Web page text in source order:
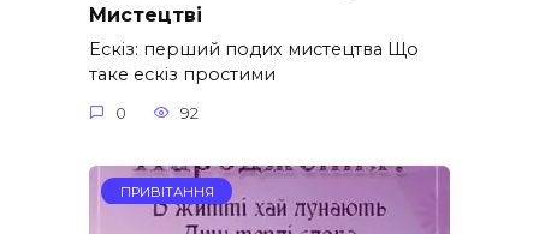
Мистецтві
Ескіз: перший подих мистецтва Що
таке ескіз простими
0 92
ПРИВІТАННЯ